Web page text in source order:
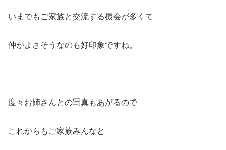
いまでもご家族と交流する機会が多くて
仲がよさそうなのも好印象ですね。
度々お姉さんとの写真もあがるので
これからもご家族みんなと